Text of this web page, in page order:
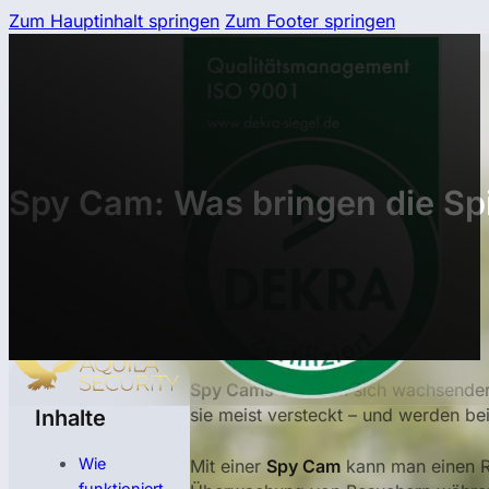
Zum Hauptinhalt springen Zum Footer springen
Spy Cam: Was bringen die
Inhalte
Wie
Spy Camserfreuen sich
sie meist versteckt – und werden
Mit einer Spy Cam kann man einen